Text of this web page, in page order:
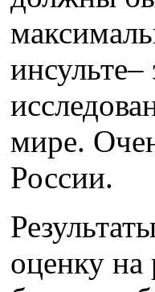
мире.
России.
оценку